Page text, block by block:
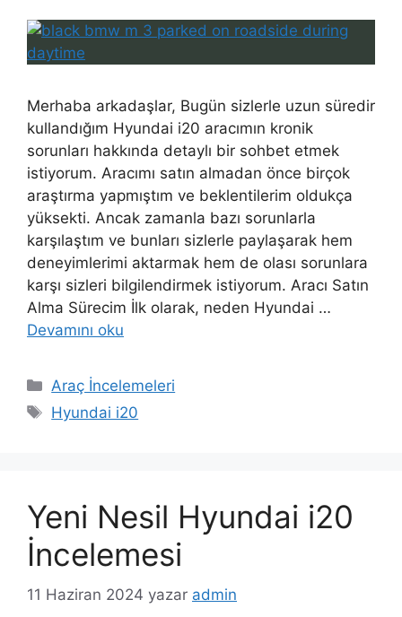
Merhaba arkadaşlar, Bugün sizlerle uzun süredir
kullandığım Hyundai i20 aracımın kronik
sorunları hakkında detaylı bir sohbet etmek
istiyorum. Aracımı satın almadan önce birçok
araştırma yapmıştım ve beklentilerim oldukça
yüksekti. Ancak zamanla bazı sorunlarla
karşılaştım ve bunları sizlerle paylaşarak hem
deneyimlerimi aktarmak hem de olası sorunlara
karşı sizleri bilgilendirmek istiyorum. Aracı Satın
Alma Sürecim İlk olarak, neden Hyundai …
Devamını oku
Kategoriler
Araç İncelemeleri
Etiketler
Hyundai i20
Yeni Nesil Hyundai i20
İncelemesi
11 Haziran 2024 yazar admin